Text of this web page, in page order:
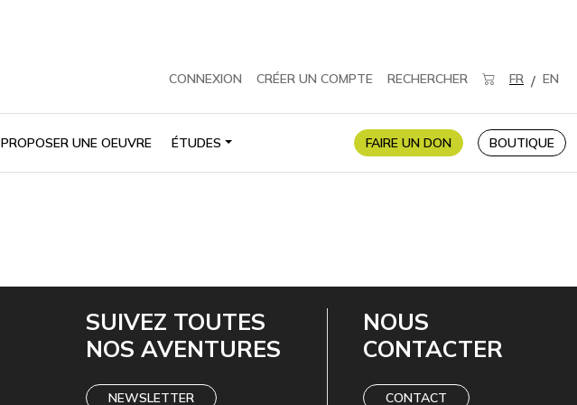
CONNEXION CRÉER UN COMPTE RECHERCHER FR / EN
PROPOSER UNE OEUVRE ÉTUDES FAIRE UN DON BOUTIQUE
SUIVEZ TOUTES
NOS AVENTURES
NEWSLETTER
NOUS
CONTACTER
CONTACT